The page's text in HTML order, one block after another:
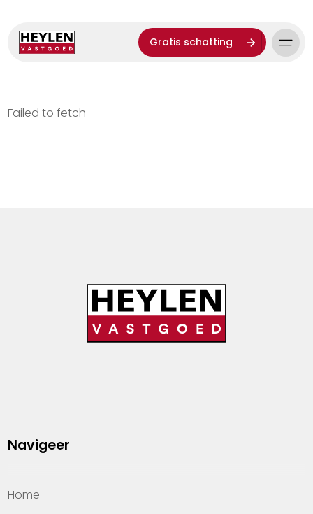
Gratis schatting
Failed to fetch
Navigeer
Home